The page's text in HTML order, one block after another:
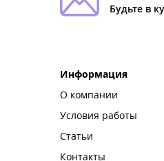
Будьте в
Информация
О компании
Условия работы
Статьи
Контакты